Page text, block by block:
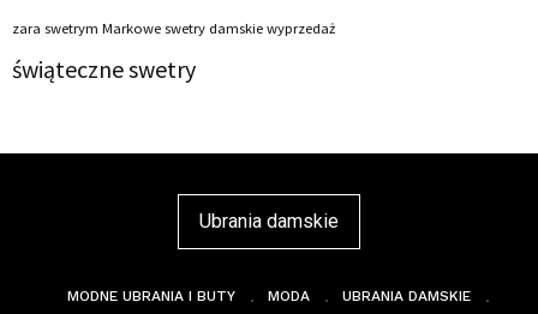
zara swetrym Markowe swetry damskie wyprzedaż
świąteczne swetry
Ubrania damskie
MODNE UBRANIA I BUTY MODA
UBRANIA DAMSKIE